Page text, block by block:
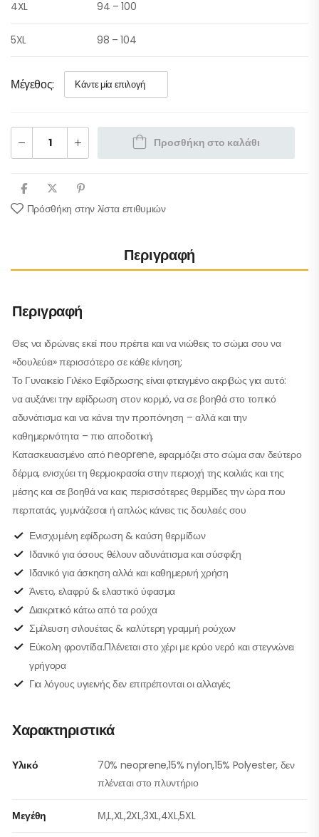
4XL 94 – 100
5XL 98 – 104
Μέγεθος
Προσθήκη στο καλάθι
Πρόσθήκη στην λίστα επιθυμιών
Περιγραφή
Περιγραφή
Θες να ιδρώνεις εκεί που πρέπει και να νιώθεις το σώμα σου να
«δουλεύει» περισσότερο σε κάθε κίνηση;
Το Γυναικείο Γιλέκο Εφίδρωσης είναι φτιαγμένο ακριβώς για αυτό:
να αυξάνει την εφίδρωση στον κορμό, να σε βοηθά στο τοπικό
αδυνάτισμα και να κάνει την προπόνηση – αλλά και την
καθημερινότητα – πιο αποδοτική.
Κατασκευασμένο από neoprene, εφαρμόζει στο σώμα σαν δεύτερο
δέρμα, ενισχύει τη θερμοκρασία στην περιοχή της κοιλιάς και της
μέσης και σε βοηθά να καις περισσότερες θερμίδες την ώρα που
περπατάς, γυμνάζεσαι ή απλώς κάνεις τις δουλειές σου
Ενισχυμένη εφίδρωση & καύση θερμίδων
Ιδανικό για όσους θέλουν αδυνάτισμα και σύσφιξη
Ιδανικό για άσκηση αλλά και καθημερινή χρήση
Άνετο, ελαφρύ & ελαστικό ύφασμα
Διακριτικό κάτω από τα ρούχα
Σμίλευση σιλουέτας & καλύτερη γραμμή ρούχων
Εύκολη φροντίδα.Πλένεται στο χέρι με κρύο νερό και στεγνώνει
γρήγορα
Για λόγους υγιεινής δεν επιτρέπονται οι αλλαγές
Χαρακτηριστικά
Υλικό
70% neoprene,15% nylon,15% Polyester, δεν
πλένεται στο πλυντήριο
Μεγέθη Μ,L,XL,2XL,3XL,4XL,5XL